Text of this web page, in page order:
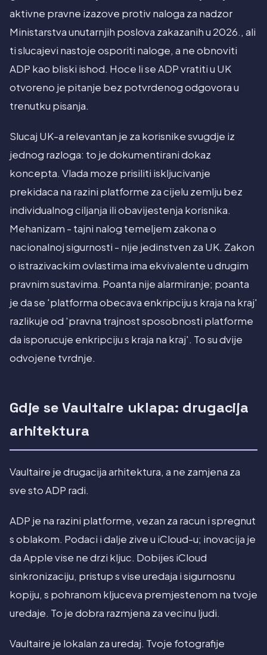
aktivne pravne izazove protiv naloga za nadzor
Ministarstva unutarnjih poslova zakazanih u 2026., ali
ti slucajevi nastoje osporiti naloge, a ne obnoviti
ADP kao bliski ishod. Hoce li se ADP vratiti u UK
otvoreno je pitanje bez potvrdenog odgovora u
trenutku pisanja.
Slucaj UK-a relevantan je za korisnike svugdje iz
jednog razloga: to je dokumentirani dokaz
koncepta. Vlada moze prisiliti iskljucivanje
prekidaca na razini platforme za cijelu zemlju bez
individualnog ciljanja ili obavijestenja korisnika.
Mehanizam - tajni nalog temeljem zakona o
nacionalnoj sigurnosti - nije jedinstven za UK. Zakon
o istrazivackim ovlastima ima ekvivalente u drugim
pravnim sustavima. Poanta nije alarmiranje; poanta
je da se 'platforma obecava enkripciju s kraja na kraj'
razlikuje od 'pravna trajnost sposobnosti platforme
da isporucuje enkripciju s kraja na kraj'. To su dvije
odvojene tvrdnje.
Gdje se Vaultaire uklapa: drugacija
arhitektura
Vaultaire je drugacija arhitektura, a ne zamjena za
sve sto ADP radi.
ADP je na razini platforme, vezan za racun i spregnut
s oblakom. Podaci i dalje zive u iCloud-u; inovacija je
da Apple vise ne drzi kljuc. Dobijes iCloud
sinkronizaciju, pristup s vise uredaja i sigurnosnu
kopiju, s pohranom kljuceva premjestenom na tvoje
uredaje. To je dobra razmjena za vecinu ljudi.
Vaultaire je lokalan za uredaj. Tvoje fotografije